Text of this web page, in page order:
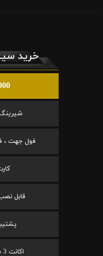
خرید
فول جهت ،
قابل
پشتیبانی
اکانت 3 سروره فول آپشن